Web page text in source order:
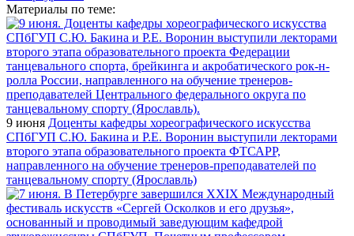
Материалы по теме:
9 июня Доценты кафедры хореографического искусства
СПбГУП С.Ю. Бакина и Р.Е. Воронин выступили лекторами
второго этапа образовательного проекта ФТСАРР,
направленного на обучение тренеров-преподавателей по
танцевальному спорту (Ярославль)